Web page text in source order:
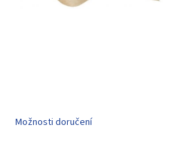
Možnosti doručení